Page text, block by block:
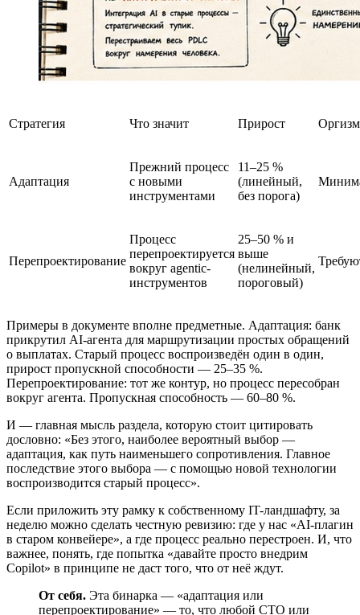
Стратегия Что значит Прирост
Адаптация
Прежний процесс
с новыми
инструментами
11–25 %
(линейный,
без порога)
Перепроектирование
Процесс
перепроектируется
вокруг agentic-
инструментов
25–50 % и
выше
(нелинейный,
пороговый)
Примеры в документе вполне предметные. Адаптация: банк
прикрутил AI-агента для маршрутизации простых обращений
о выплатах. Старый процесс воспроизведён один в один,
прирост пропускной способности — 25–35 %.
Перепроектирование: тот же контур, но процесс пересобран
вокруг агента. Пропускная способность — 60–80 %.
И — главная мысль раздела, которую стоит цитировать
дословно: «Без этого, наиболее вероятный выбор —
адаптация, как путь наименьшего сопротивления. Главное
последствие этого выбора — с помощью новой технологии
воспроизводится старый процесс».
Если приложить эту рамку к собственному IT-ландшафту, за
неделю можно сделать честную ревизию: где у нас «AI-плагин
в старом конвейере», а где процесс реально перестроен. И, что
важнее, понять, где попытка «давайте просто внедрим
Copilot» в принципе не даст того, что от неё ждут.
От себя. Эта бинарка — «адаптация или
перепроектирование» — то, что любой CTO или